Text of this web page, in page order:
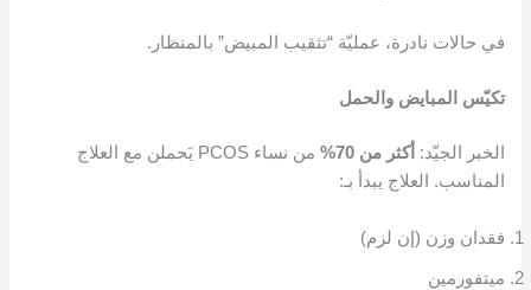
في حالات نادرة، عمليّة “تثقيب المبيض” بالمنظار.
تكيّس المبايض والحمل
الخبر الجيّد: أكثر من 70%
من نساء PCOS يَحملن مع العلاج
المناسب. العلاج يبدأ بـ:
فقدان وزن (إن لزم)
ميتفورمين